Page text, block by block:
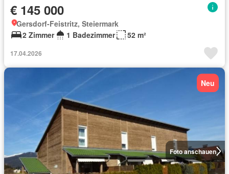
€ 145 000
Gersdorf-Feistritz, Steiermark
2 Zimmer
1 Badezimmer 52 m²
17.04.2026
Foto anschauen
Neu